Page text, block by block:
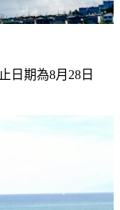
日期為8月28日